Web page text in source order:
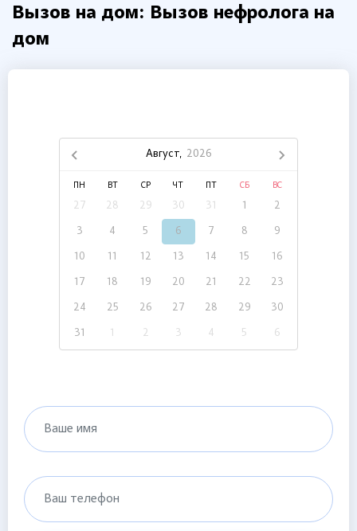
Вызов на дом: Вызов нефролога на
дом
Август, 2026
ПН ВТ СР ЧТ СБ ВС
27 28 29 30 31 1 2
3 4 5 6 7 8 9
10 11 12 13 14 15 16
17 18 19 20 21 22 23
24 25 26 27 28 29 30
31 1 2 3 4 5 6
Ваше имя
Ваш телефон